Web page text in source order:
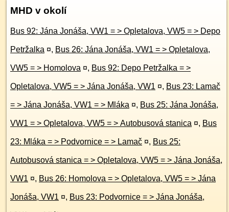
MHD v okolí
Bus 92: Jána Jonáša, VW1 = > Opletalova, VW5 = > Depo
Petržalka ¤, Bus 26: Jána Jonáša, VW1 = > Opletalova,
VW5 = > Homolova ¤, Bus 92: Depo Petržalka = >
Opletalova, VW5 = > Jána Jonáša, VW1 ¤, Bus 23: Lamač
= > Jána Jonáša, VW1 = > Mláka ¤, Bus 25: Jána Jonáša,
VW1 = > Opletalova, VW5 = > Autobusová stanica ¤, Bus
23: Mláka = > Podvornice = > Lamač ¤, Bus 25:
Autobusová stanica = > Opletalova, VW5 = > Jána Jonáša,
VW1 ¤, Bus 26: Homolova = > Opletalova, VW5 = > Jána
Jonáša, VW1 ¤, Bus 23: Podvornice = > Jána Jonáša,